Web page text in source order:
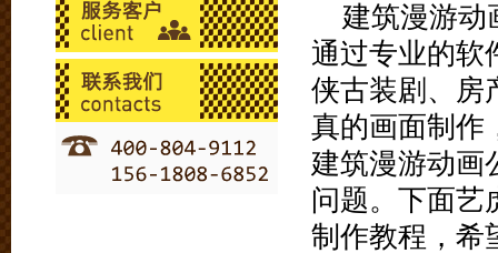
建筑漫游动
通过专业的软
侠古装剧、房
真的画面制作
建筑漫游动画
问题。下面艺
制作教程，希